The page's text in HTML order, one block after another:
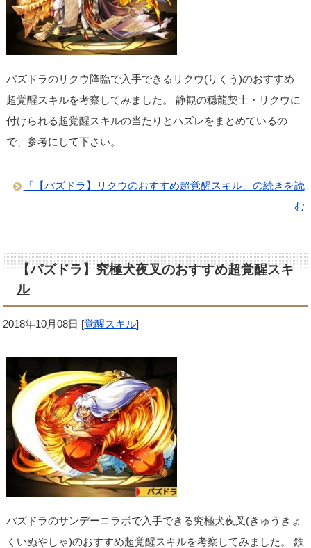
パズドラのリクウ降臨で入手できるリクウ(りくう)のおすすめ
超覚醒スキルを考察してみました。 静観の穏龍契士・リクウに
付けられる超覚醒スキルの当たりとハズレをまとめているの
で、参考にして下さい。
「【パズドラ】リクウのおすすめ超覚醒スキル」の続きを読
む
【パズドラ】究極犬夜叉のおすすめ超覚醒スキ
ル
2018年10月08日 [覚醒スキル]
パズドラのサンデーコラボで入手できる究極犬夜叉(きゅうきょ
くいぬやしゃ)のおすすめ超覚醒スキルを考察してみました。 鉄